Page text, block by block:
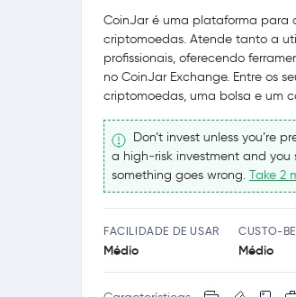
CoinJar é uma plataforma para
criptomoedas. Atende tanto a
profissionais, oferecendo
no CoinJar Exchange. Entre os
criptomoedas, uma bolsa e um
Don’t invest unless you’re
a high‑risk investment and
something goes wrong. Take 2
FACILIDADE DE USAR
Médio
CUSTO-
Médio